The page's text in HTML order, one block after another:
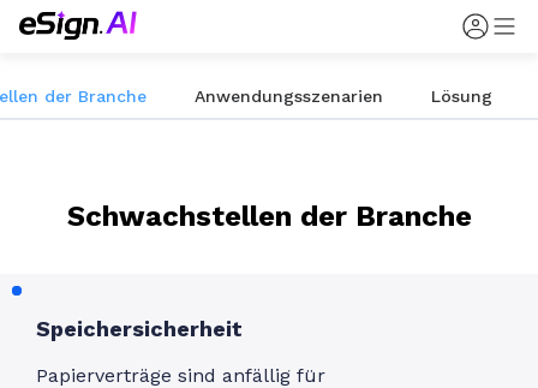
der Branche Anwendungsszenarien Lösung
Schwachstellen der Branche
Speichersicherheit
Papierverträge sind anfällig für